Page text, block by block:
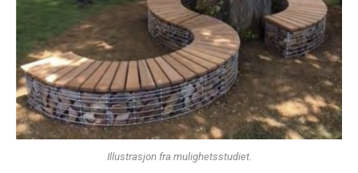
Illustrasjon fra mulighetsstudiet.